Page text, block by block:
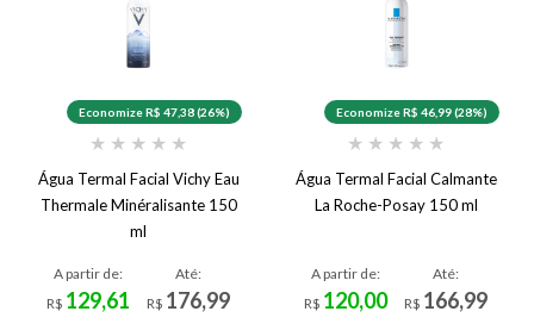
Economize R$ 47,38 (26%)
★ ★ ★ ★ ★
Água Termal Facial Vichy Eau
Thermale Minéralisante 150
ml
A partir de:
R$ 129,61
Até:
R$ 176,99
Economize R$ 46,99 (28%)
★ ★ ★ ★ ★
Água Termal Facial Calmante
La Roche-Posay 150 ml
A partir de:
R$ 120,00
Até:
R$ 166,99